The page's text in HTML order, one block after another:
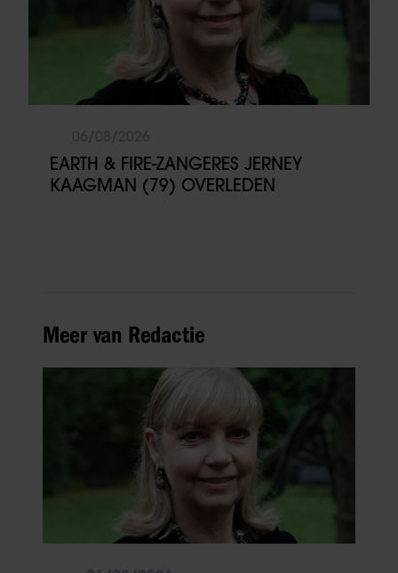
EARTH & FIRE-ZANGERES JERNEY
KAAGMAN (79) OVERLEDEN
Meer van Redactie